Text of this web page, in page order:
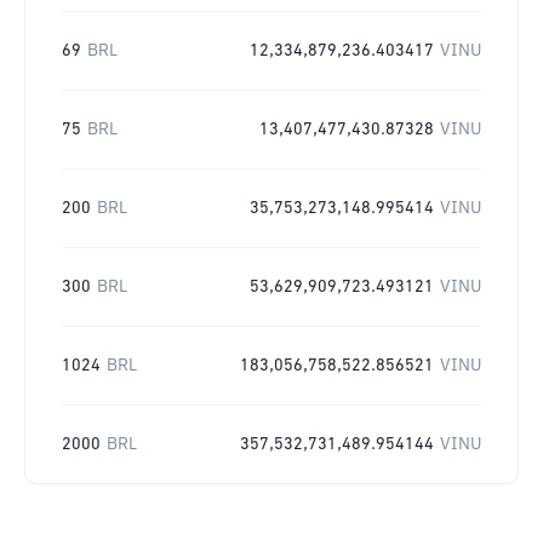
69 BRL 12,334,879,236.403417 VINU
75 BRL 13,407,477,430.87328 VINU
200 BRL 35,753,273,148.995414 VINU
300 BRL 53,629,909,723.493121 VINU
1024 BRL 183,056,758,522.856521 VINU
2000 BRL 357,532,731,489.954144 VINU